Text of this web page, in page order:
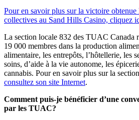
Pour en savoir plus sur la victoire obtenue
collectives au Sand Hills Casino, cliquez
La section locale 832 des TUAC Canada
19 000 membres dans la production
alimentaire, les entrepôts, l’hôtellerie, les
soins, d’aide à la vie autonome, les
cannabis. Pour en savoir plus sur la
consultez son site Internet.
Comment puis-je bénéficier d’une
par les TUAC?